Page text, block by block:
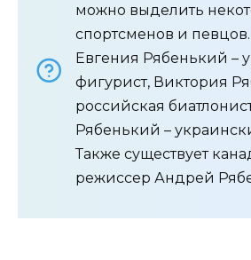
можно выделить
спортсменов и
Евгения Рябенький –
фигурист, Виктория
российская
Рябенький –
Также существует
режиссер Андрей